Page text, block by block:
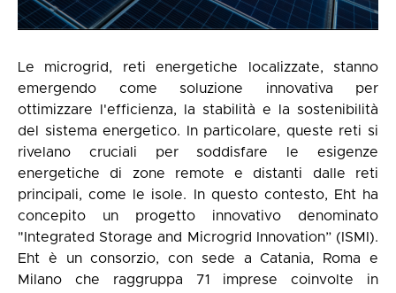
Le microgrid, reti energetiche localizzate, stanno
emergendo come soluzione innovativa per
ottimizzare l'efficienza, la stabilità e la sostenibilità
del sistema energetico. In particolare, queste reti si
rivelano cruciali per soddisfare le esigenze
energetiche di zone remote e distanti dalle reti
principali, come le isole. In questo contesto, Eht ha
concepito un progetto innovativo denominato
"Integrated Storage and Microgrid Innovation” (ISMI).
Eht è un consorzio, con sede a Catania, Roma e
Milano che raggruppa 71 imprese coinvolte in